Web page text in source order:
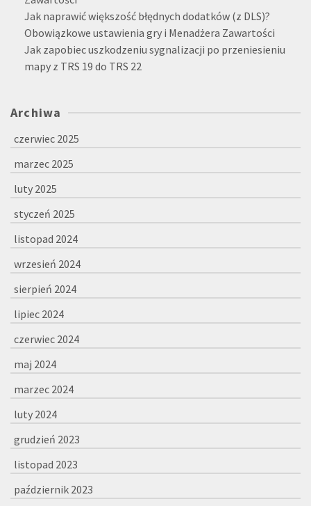
Jak naprawić większość błędnych dodatków (z DLS)?
Obowiązkowe ustawienia gry i Menadżera Zawartości
Jak zapobiec uszkodzeniu sygnalizacji po przeniesieniu
mapy z TRS 19 do TRS 22
Archiwa
czerwiec 2025
marzec 2025
luty 2025
styczeń 2025
listopad 2024
wrzesień 2024
sierpień 2024
lipiec 2024
czerwiec 2024
maj 2024
marzec 2024
luty 2024
grudzień 2023
listopad 2023
październik 2023